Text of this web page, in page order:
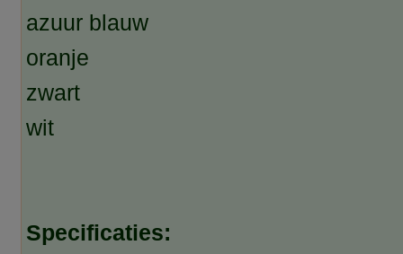
azuur blauw
oranje
zwart
wit
Specificaties: